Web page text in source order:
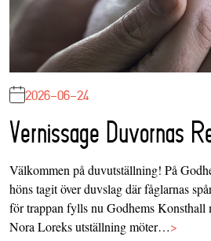
2026-06-24
Vernissage Duvornas
Välkommen på duvutställning! På
höns tagit över duvslag där fåglarnas
för trappan fylls nu Godhems Konsthall
Nora Loreks utställning möter…>